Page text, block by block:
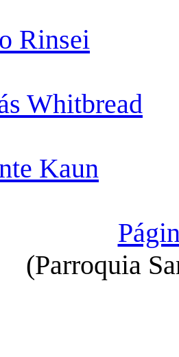
Rinsei
Whitbread
Kaun
(Parroquia